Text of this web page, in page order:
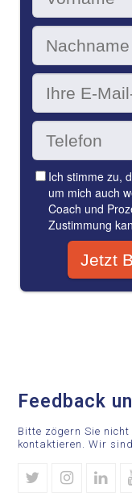
Feedback
Bitte zögern Sie
kontaktieren. Wir
Twitter